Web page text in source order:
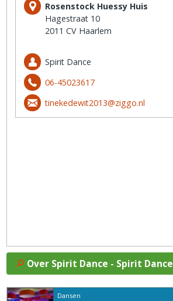
Rosenstock Huessy Huis
Hagestraat 10
2011 CV Haarlem
Spirit Dance
06-45023617
tinekedewit2013@ziggo.nl
Over Spirit Dance - Spirit Dance
Dansen